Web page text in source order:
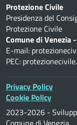
Protezione Civile
Presidenza del
Protezione Civile
Comune di
E-mail:
PEC:
Privacy Policy
Cookie Policy
2023-2026 -